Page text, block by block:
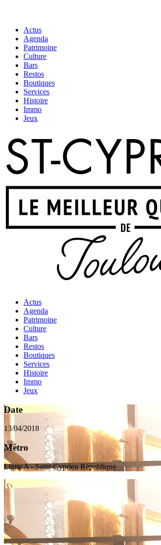
Actus
Agenda
Patrimoine
Culture
Bars
Restos
Boutiques
Services
Histoire
Immo
Jeux
Actus
Agenda
Patrimoine
Culture
Bars
Restos
Boutiques
Services
Histoire
Immo
Jeux
Date
13/04/2018
Métro
Ligne A - Saint-Cyprien République